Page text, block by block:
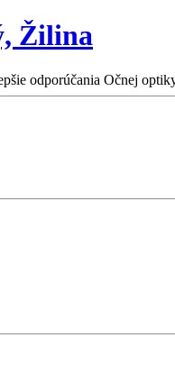
Žilina
odporúčania Očnej